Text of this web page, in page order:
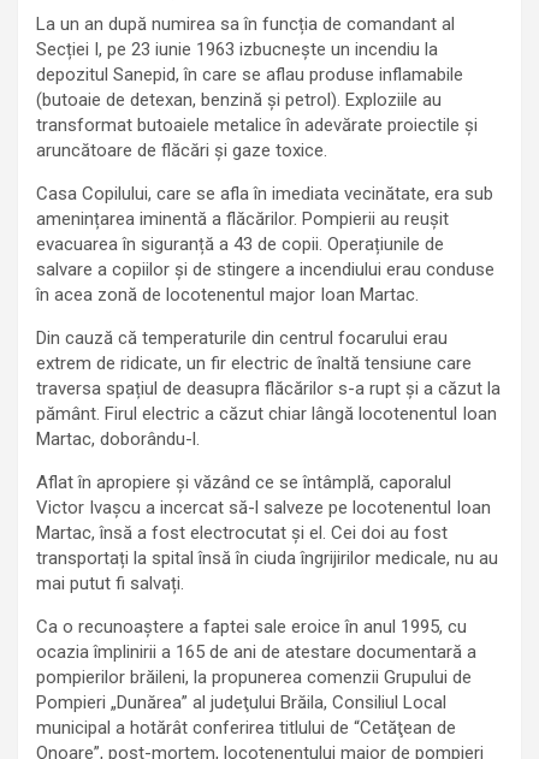
La un an după numirea sa în funcția de comandant al
Secției I, pe 23 iunie 1963 izbucnește un incendiu la
depozitul Sanepid, în care se aflau produse inflamabile
(butoaie de detexan, benzină și petrol). Exploziile au
transformat butoaiele metalice în adevărate proiectile și
aruncătoare de flăcări și gaze toxice.
Casa Copilului, care se afla în imediata vecinătate, era sub
amenințarea iminentă a flăcărilor. Pompierii au reușit
evacuarea în siguranță a 43 de copii. Operațiunile de
salvare a copiilor și de stingere a incendiului erau conduse
în acea zonă de locotenentul major Ioan Martac.
Din cauză că temperaturile din centrul focarului erau
extrem de ridicate, un fir electric de înaltă tensiune care
traversa spațiul de deasupra flăcărilor s-a rupt și a căzut la
pământ. Firul electric a căzut chiar lângă locotenentul Ioan
Martac, doborându-l.
Aflat în apropiere și văzând ce se întâmplă, caporalul
Victor Ivașcu a incercat să-l salveze pe locotenentul Ioan
Martac, însă a fost electrocutat și el. Cei doi au fost
transportați la spital însă în ciuda îngrijirilor medicale, nu au
mai putut fi salvați.
Ca o recunoaștere a faptei sale eroice în anul 1995, cu
ocazia împlinirii a 165 de ani de atestare documentară a
pompierilor brăileni, la propunerea comenzii Grupului de
Pompieri „Dunărea” al judeţului Brăila, Consiliul Local
municipal a hotărât conferirea titlului de “Cetăţean de
Onoare”, post-mortem, locotenentului major de pompieri